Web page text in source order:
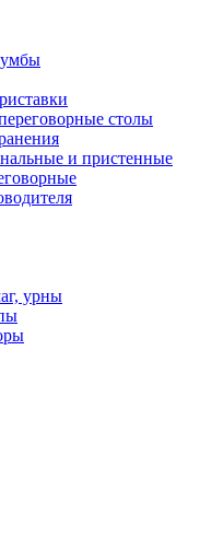
столы
и пристенные
урны